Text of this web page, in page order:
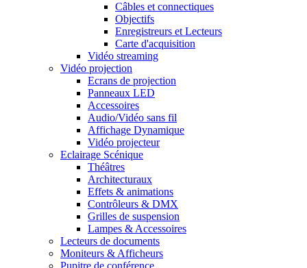
Câbles et connectiques
Objectifs
Enregistreurs et Lecteurs
Carte d'acquisition
Vidéo streaming
Vidéo projection
Ecrans de projection
Panneaux LED
Accessoires
Audio/Vidéo sans fil
Affichage Dynamique
Vidéo projecteur
Eclairage Scénique
Théâtres
Architecturaux
Effets & animations
Contrôleurs & DMX
Grilles de suspension
Lampes & Accessoires
Lecteurs de documents
Moniteurs & Afficheurs